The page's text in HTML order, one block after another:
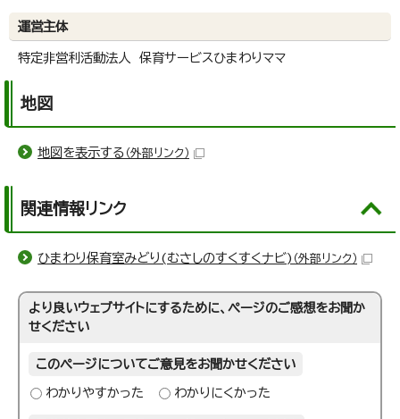
運営主体
特定非営利活動法人 保育サービスひまわりママ
地図
地図を表示する （外部リンク）
関連情報リンク
ひまわり保育室みどり(むさしのすくすくナビ) （外部リンク）
より良いウェブサイトにするために、ページのご感想をお聞か
せください
このページについてご意見をお聞かせください
わかりやすかった わかりにくかった